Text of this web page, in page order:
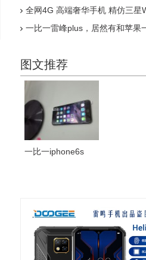
全网4G 高端奢华手机 精仿三星
一比一雷峰plus，居然有和苹果
图文推荐
一比一iphone6s